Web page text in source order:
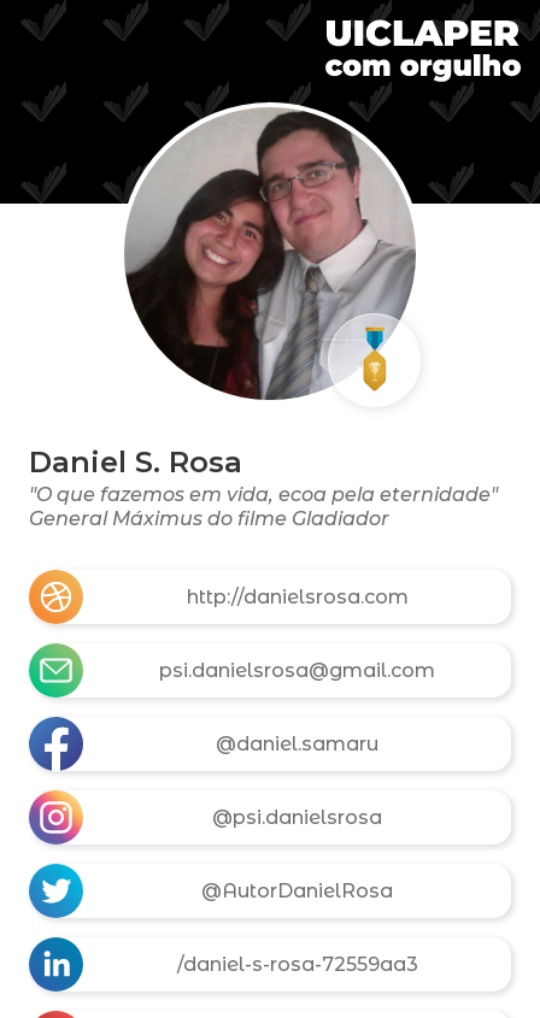
Daniel S. Rosa
"O que fazemos em vida, ecoa pela eternidade"
General Máximus do filme Gladiador
http://danielsrosa.com
psi.danielsrosa@gmail.com
@daniel.samaru
@psi.danielsrosa
@AutorDanielRosa
/daniel-s-rosa-72559aa3